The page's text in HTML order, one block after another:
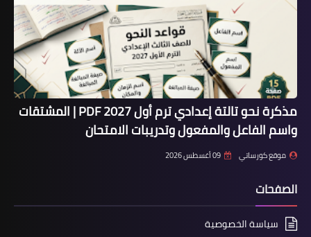
مذكرة نحو تالتة إعدادي ترم أول 2027 PDF | المشتقات
واسم الفاعل والمفعول وتدريبات الامتحان
موقع كورساتي 09 أغسطس 2026
الصفحات
سياسة الخصوصية